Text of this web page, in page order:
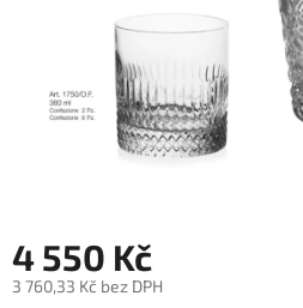
4 550 Kč
3 760,33 Kč bez DPH